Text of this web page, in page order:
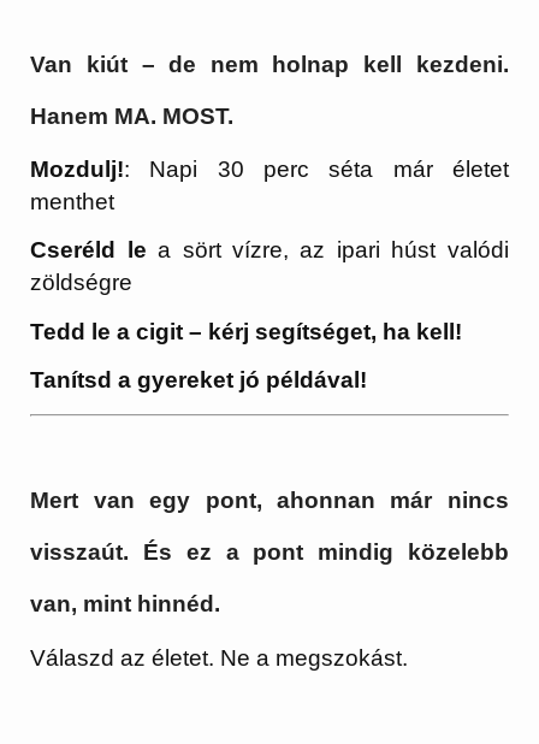
Van kiút – de nem holnap kell kezdeni.
Hanem MA. MOST.
Mozdulj!: Napi 30 perc séta már életet
menthet
Cseréld le a sört vízre, az ipari húst valódi
zöldségre
Tedd le a cigit – kérj segítséget, ha kell!
Tanítsd a gyereket jó példával!
Mert van egy pont, ahonnan már nincs
visszaút. És ez a pont mindig közelebb
van, mint hinnéd.
Válaszd az életet. Ne a megszokást.